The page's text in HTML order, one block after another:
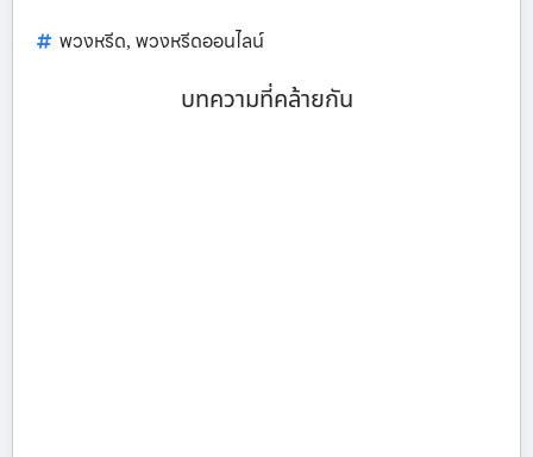
พวงหรีด, พวงหรีดออนไลน์
บทความที่คล้ายกัน